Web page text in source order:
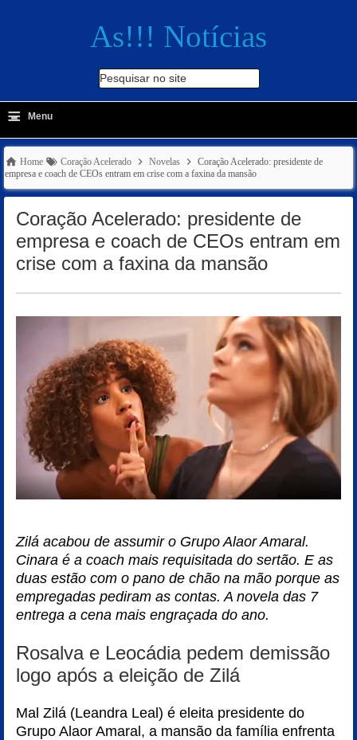
As!!! Notícias
Pesquisar no site
-
≡ Menu
Home Coração Acelerado Novelas
Coração Acelerado: presidente de
empresa e coach de CEOs entram em crise com a faxina da mansão
Coração Acelerado: presidente de
empresa e coach de CEOs entram em
crise com a faxina da mansão
Zilá acabou de assumir o Grupo Alaor Amaral.
Cinara é a coach mais requisitada do sertão. E as
duas estão com o pano de chão na mão porque as
empregadas pediram as contas. A novela das 7
entrega a cena mais engraçada do ano.
Rosalva e Leocádia pedem demissão
logo após a eleição de Zilá
Mal Zilá (Leandra Leal) é eleita presidente do
Grupo Alaor Amaral, a mansão da família enfrenta